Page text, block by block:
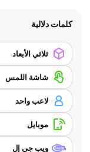
كلمات دلالية
ثلاثي الأبعاد
شاشة اللمس
لاعب واحد
موبايل
ويب جي إل